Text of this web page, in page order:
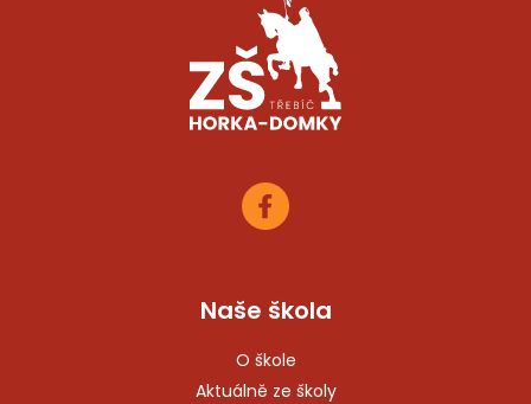
Naše škola
O škole
Aktuálně ze školy